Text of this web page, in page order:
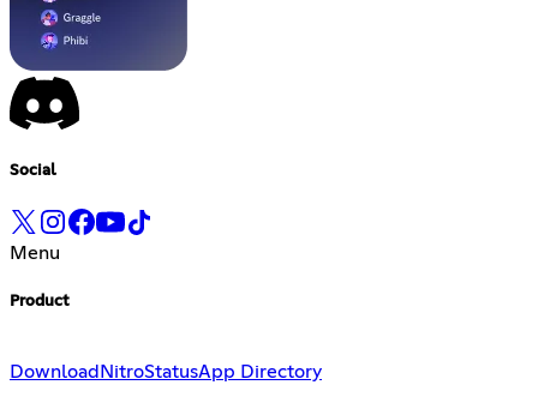
Social
Menu
Product
Download NitroStatusApp Directory